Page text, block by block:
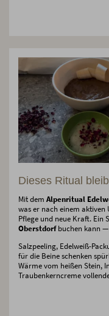
Dieses Ritual
Mit dem Alpenritual
was er nach einem
Pflege und neue Kraft. Ein
Oberstdorfbuchen kann —
Salzpeeling, Edelweiß-
für die Beine schenken
Wärme vom heißen Stein,
Traubenkerncreme